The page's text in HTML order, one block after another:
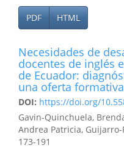
PDF HTML
Necesidades de
docentes de inglés
de Ecuador:
una oferta
DOI: https://doi.org/
Gavin-Quinchuela,
Andrea Patricia,
173-191